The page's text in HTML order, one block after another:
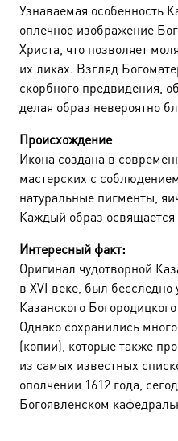
Узнаваемая особенность
оплечное изображение
Христа, что позволяет
их ликах. Взгляд
скорбного предвидения,
делая образ невероятно
Происхождение
Икона создана в
мастерских с
натуральные пигменты,
Каждый образ
Интересный факт:
Оригинал чудотворной
в XVI веке, был бесследно
Казанского
Однако сохранились
(копии), которые также
из самых известных
ополчении 1612 года,
Богоявленском